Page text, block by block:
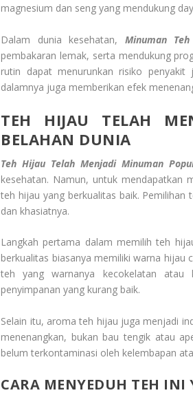
magnesium dan seng yang mendukung
Dalam dunia kesehatan, Minuman
pembakaran lemak, serta mendukung
rutin dapat menurunkan risiko
dalamnya juga memberikan efek
TEH HIJAU TELAH
BELAHAN DUNIA
Teh Hijau Telah Menjadi Minuman
kesehatan. Namun, untuk mendapatkan
teh hijau yang berkualitas baik.
dan khasiatnya.
Langkah pertama dalam memilih teh
berkualitas biasanya memiliki warna hijau
teh yang warnanya kecokelatan atau
penyimpanan yang kurang baik.
Selain itu, aroma teh hijau juga menjadi
menenangkan, bukan bau tengik atau
belum terkontaminasi oleh kelembapan
CARA MENYEDUH TEH INI